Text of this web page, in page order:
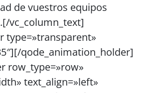
de vuestros equipos
vc_column_text]
type=»transparent»
qode_animation_holder]
row_type=»row»
text_align=»left»